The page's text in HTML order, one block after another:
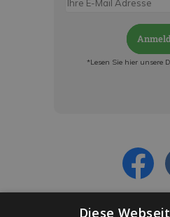
*Lesen Sie hier unsere
Diese